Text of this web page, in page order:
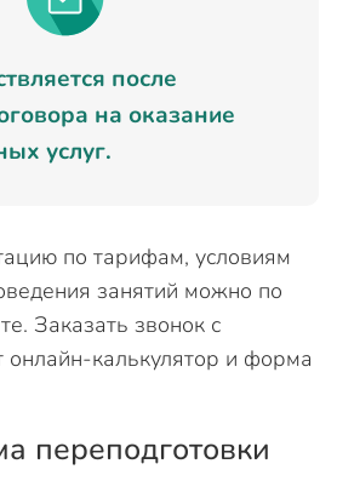
после
на оказание
услуг.
по тарифам, условиям
занятий можно по
Заказать звонок с
калькулятор и форма
переподготовки